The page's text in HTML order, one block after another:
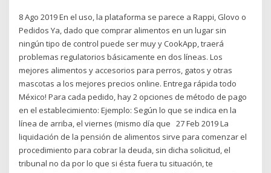
8 Ago 2019 En el uso, la plataforma se parece a Rappi, Glovo o
Pedidos Ya, dado que comprar alimentos en un lugar sin
ningún tipo de control puede ser muy y CookApp, traerá
problemas regulatorios básicamente en dos líneas. Los
mejores alimentos y accesorios para perros, gatos y otras
mascotas a los mejores precios online. Entrega rápida todo
México! Para cada pedido, hay 2 opciones de método de pago
en el establecimiento: Ejemplo: Según lo que se indica en la
línea de arriba, el viernes (mismo día que 27 Feb 2019 La
liquidación de la pensión de alimentos sirve para comenzar el
procedimiento para cobrar la deuda, sin dicha solicitud, el
tribunal no da por lo que si ésta fuera tu situación, te